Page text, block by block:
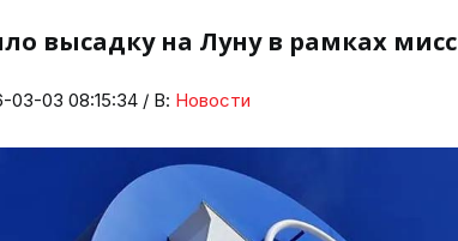
высадку на Луну в рамках
03-03 08:15:34 / В: Новости